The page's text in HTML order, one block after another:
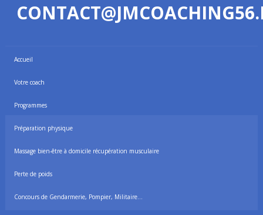
Accueil
Votre coach
Programmes
Préparation physique
Massage bien-être à domicile récupération musculaire
Perte de poids
Concours de Gendarmerie, Pompier, Militaire…